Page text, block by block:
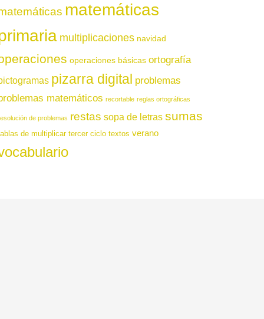
matemáticas
multiplicaciones navidad
operaciones básicas ortografía
pizarra digital problemas
matemáticos recortable reglas ortográficas
de problemas restas sopa de letras sumas
de multiplicar tercer ciclo textos verano